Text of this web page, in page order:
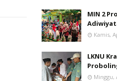
MIN 2
Kamis,
LKNU
Minggu,